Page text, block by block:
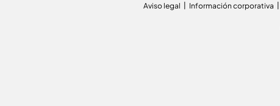
Aviso legal Información corporativa